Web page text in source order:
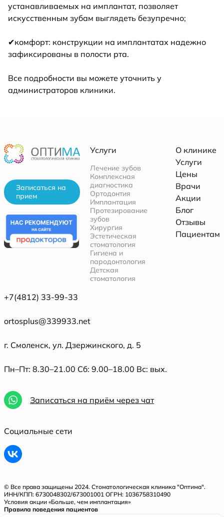
устанавливаемых на имплантат, позволяет
искусственным зубам выглядеть безупречно;
✔комфорт: конструкции на имплантатах надежно
зафиксированы в полости рта.
Все подробности вы можете уточнить у
администраторов клиники.
Записаться на
прием
Услуги
Лечение зубов
Комплексная
диагностика
Ортодонтия
Имплантация
Протезирование
зубов
Хирургия
Эстетическая
стоматология
Гигиена и
пародонтология
Детская
стоматология
О клинике
Услуги
Цены
Врачи
Акции
Блог
Отзывы
Пациентам
+7(4812) 33-99-33
ortosplus@339933.net
г. Смоленск, ул. Дзержинского, д. 5
Пн–Пт: 8.30–21.00 Сб: 9.00–18.00 Вс: вых.
Записаться на приём через чат
Социальные сети
© Все права защищены 2024. Стоматологическая клиника "Оптима".
ИНН/КПП: 6730048302/673001001 ОГРН: 1036758310490
Условия акции «Больше, чем имплантация»
Правила поведения пациентов